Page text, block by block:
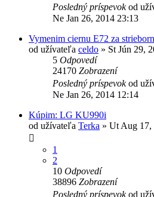
Posledný príspevokod
Ne Jan 26, 2014 23:13
Vymenim ciernu E72 za
od užívateľa celdo » St Jún 29,
5 Odpovedí
24170 Zobrazení
Posledný príspevokod
Ne Jan 26, 2014 12:14
Kúpim: LG KU990i
od užívateľa Terka » Ut Aug 17,
1
2
10 Odpovedí
38896 Zobrazení
Posledný príspevokod